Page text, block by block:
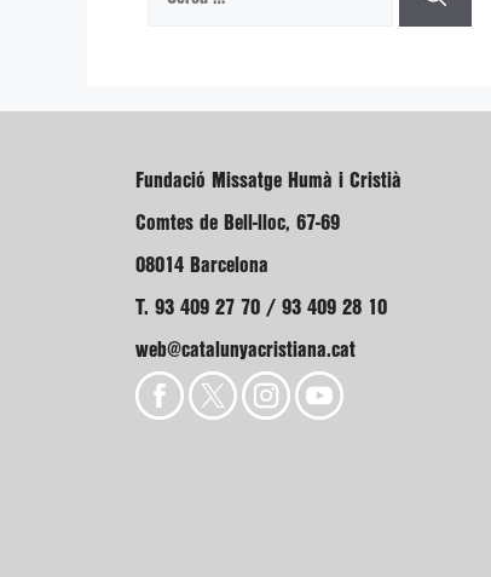
Fundació Missatge Humà i Cristià
Comtes de Bell-lloc, 67-69
08014 Barcelona
T. 93 409 27 70 / 93 409 28 10
web@catalunyacristiana.cat